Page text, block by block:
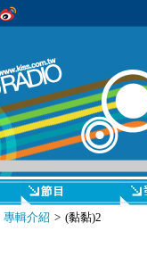
專輯介紹 > (黏黏)2